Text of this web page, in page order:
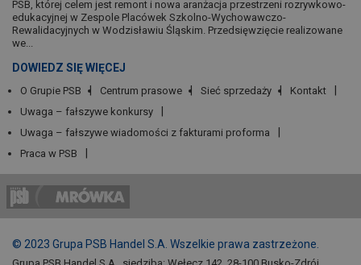
PSB, której celem jest remont i nowa aranżacja przestrzeni rozrywkowo-
edukacyjnej w Zespole Placówek Szkolno-Wychowawczo-
Rewalidacyjnych w Wodzisławiu Śląskim. Przedsięwzięcie realizowane
we...
DOWIEDZ SIĘ WIĘCEJ
O Grupie PSB Centrum prasowe Sieć sprzedaży
Kontakt
Uwaga – fałszywe konkursy
Uwaga – fałszywe wiadomości z fakturami proforma
Praca w PSB
© 2023 Grupa PSB Handel S.A. Wszelkie prawa zastrzeżone.